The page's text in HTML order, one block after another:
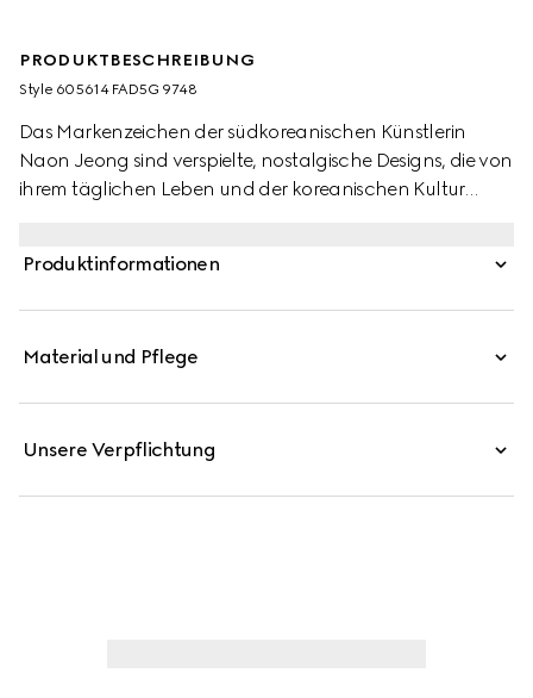
PRODUKTBESCHREIBUNG
Style ‎605614 FAD5G 9748
Das Markenzeichen der südkoreanischen Künstlerin
Naon Jeong sind verspielte, nostalgische Designs, die von
ihrem täglichen Leben und der koreanischen Kultur
Print von Naon Jeong versehen.
Produktinformationen
Material und Pflege
Unsere Verpflichtung